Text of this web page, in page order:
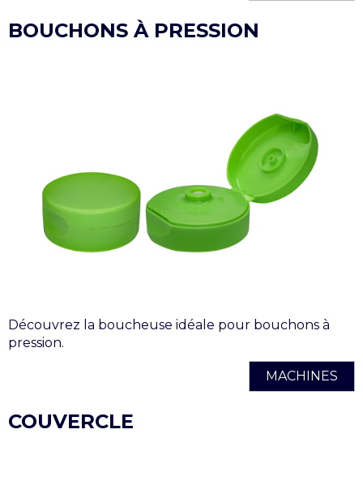
BOUCHONS À PRESSION
Découvrez la boucheuse idéale pour bouchons à
pression.
MACHINES
COUVERCLE